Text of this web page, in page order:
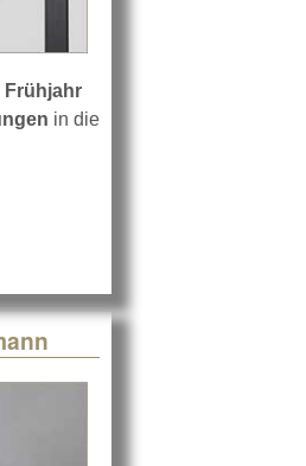
Frühjahr
in die